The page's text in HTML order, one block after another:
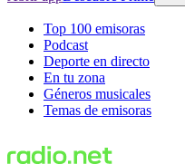
Top 100 emisoras
Podcast
Deporte en directo
En tu zona
Géneros musicales
Temas de emisoras